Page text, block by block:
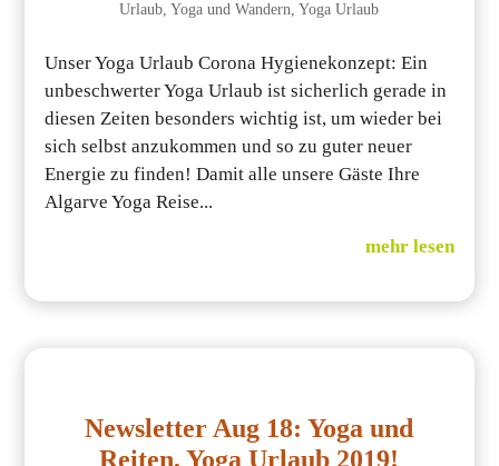
Urlaub,Yoga und Wandern,Yoga Urlaub
Unser Yoga Urlaub Corona Hygienekonzept: Ein
unbeschwerter Yoga Urlaub ist sicherlich gerade in
diesen Zeiten besonders wichtig ist, um wieder bei
sich selbst anzukommen und so zu guter neuer
Energie zu finden! Damit alle unsere Gäste Ihre
Algarve Yoga Reise...
mehr lesen
Newsletter Aug 18: Yoga und
Reiten, Yoga Urlaub 2019!